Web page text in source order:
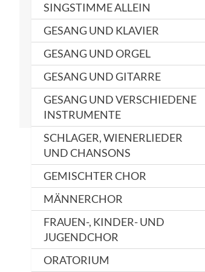
SINGSTIMME ALLEIN
GESANG UND KLAVIER
GESANG UND ORGEL
GESANG UND GITARRE
GESANG UND VERSCHIEDENE
INSTRUMENTE
SCHLAGER, WIENERLIEDER
UND CHANSONS
GEMISCHTER CHOR
MÄNNERCHOR
FRAUEN-, KINDER- UND
JUGENDCHOR
ORATORIUM